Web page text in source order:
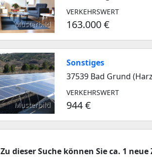
Musterbild
VERKEHRSWERT
163.000 €
Musterbild
Sonstiges
37539 Bad Grund
VERKEHRSWERT
944 €
Zu dieser Suche können Sie ca. 1